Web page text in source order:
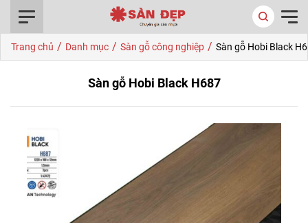
Trang chủ / Danh mục / Sàn gỗ công nghiệp / Sàn gỗ Hobi Black
Sàn gỗ Hobi Black H687